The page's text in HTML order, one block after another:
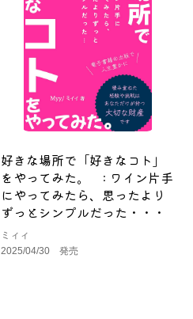
好きな場所で「好きなコト」
をやってみた。 : ワイン片手
にやってみたら、思ったより
ずっとシンプルだった・・・
ミィィ
2025/04/30 発売